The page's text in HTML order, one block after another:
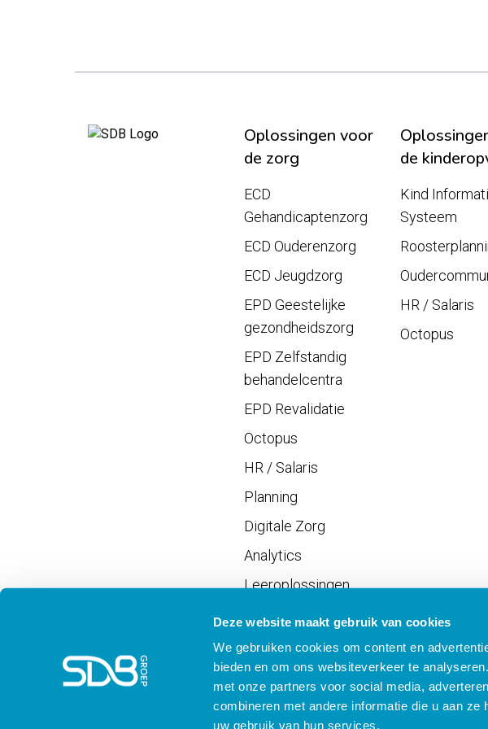
Deze website maakt gebruik van cookies
We gebruiken cookies om content en
bieden en om ons websiteverkeer te
met onze partners voor social media,
combineren met andere informatie die u aan
uw gebruik van hun services.
Oplossingen voor
de zorg
de
ECD
Gehandicaptenzorg
ECD Ouderenzorg
ECD Jeugdzorg
EPD Geestelijke
gezondheidszorg
EPD Zelfstandig
behandelcentra
EPD Revalidatie
Octopus
HR / Salaris
Planning
Digitale Zorg
Analytics
Leeroplossingen
Vrijwilligersportaal
Kind
Systeem
HR / Salaris
Octopus
Meld je aan voor SDB Nieuws